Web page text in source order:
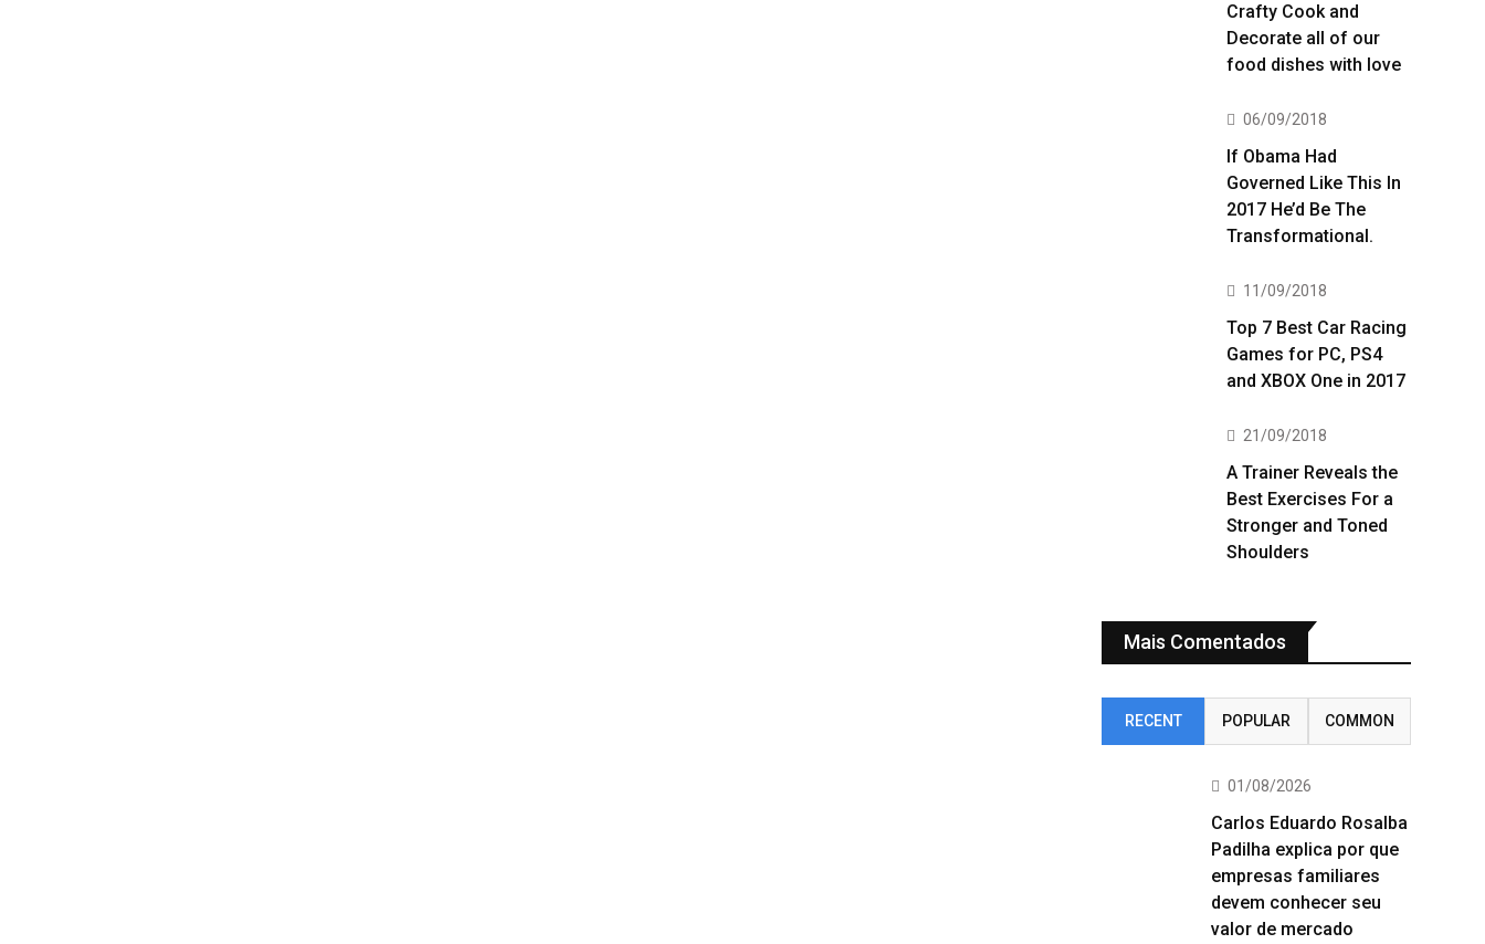
Crafty Cook and
Decorate all of our
food dishes with love
06/09/2018
If Obama Had
Governed Like This In
2017 He’d Be The
Transformational.
11/09/2018
Top 7 Best Car Racing
Games for PC, PS4
and XBOX One in 2017
21/09/2018
A Trainer Reveals the
Best Exercises For a
Stronger and Toned
Shoulders
Mais Comentados
RECENT POPULAR COMMON
01/08/2026
Carlos Eduardo Rosalba
Padilha explica por que
empresas familiares
devem conhecer seu
valor de mercado